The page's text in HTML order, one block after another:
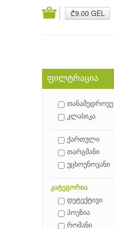
₾9.00 GEL
ფილტრაცია
თანამედროვე
კლასიკა
ქართული
თარგმანი
უცხოენოვანი
კატეგორია
დეტექტივი
პოეზია
რომანი